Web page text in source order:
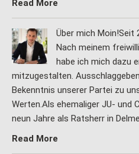
Read More
Über mich Moin!Seit
Nach meinem
habe ich mich dazu
mitzugestalten.
Bekenntnis unserer Partei zu
Werten.Als ehemaliger JU- und
neun Jahre als Ratsherr in
Read More